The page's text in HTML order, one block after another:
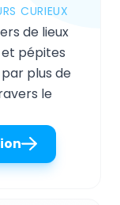
CURIEUX
de lieux
pépites
plus de
le